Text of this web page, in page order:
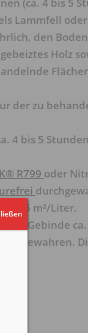
Lammfell
den
Holz
der zu
4 bis 5
R799 oder
15 m²/Liter.
Gebinde